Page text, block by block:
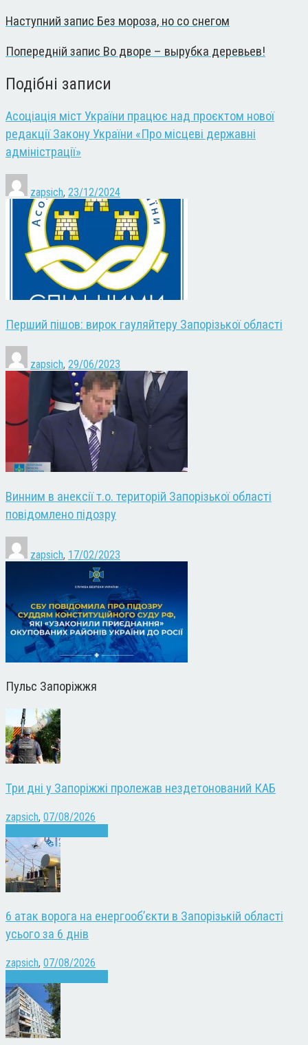
Наступний запис Без мороза, но со снегом
Попередній запис Во дворе – вырубка деревьев!
Подібні записи
Асоціація міст України працює над проєктом нової
редакції Закону України «Про місцеві державні
адміністрації»
zapsich, 23/12/2024
Перший пішов: вирок гауляйтеру Запорізької області
zapsich, 29/06/2023
Винним в анексії т.о. територій Запорізької області
повідомлено підозру
zapsich, 17/02/2023
Пульс Запоріжжя
Три дні у Запоріжжі пролежав нездетонований КАБ
zapsich, 07/08/2026
6 атак ворога на енергооб’єкти в Запорізькій області
усього за 6 днів
zapsich, 07/08/2026